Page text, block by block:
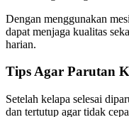
Dengan menggunakan
dapat menjaga kualitas
harian.
Tips Agar Parutan
Setelah kelapa selesai
dan tertutup agar tidak